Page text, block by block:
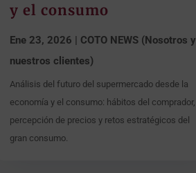
y el consumo
Ene 23, 2026 | COTO NEWS (Nosotros y
nuestros clientes)
Análisis del futuro del supermercado desde la
economía y el consumo: hábitos del comprador,
percepción de precios y retos estratégicos del
gran consumo.